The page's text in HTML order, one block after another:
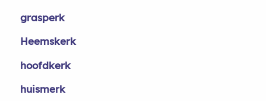
grasperk
Heemskerk
hoofdkerk
huismerk